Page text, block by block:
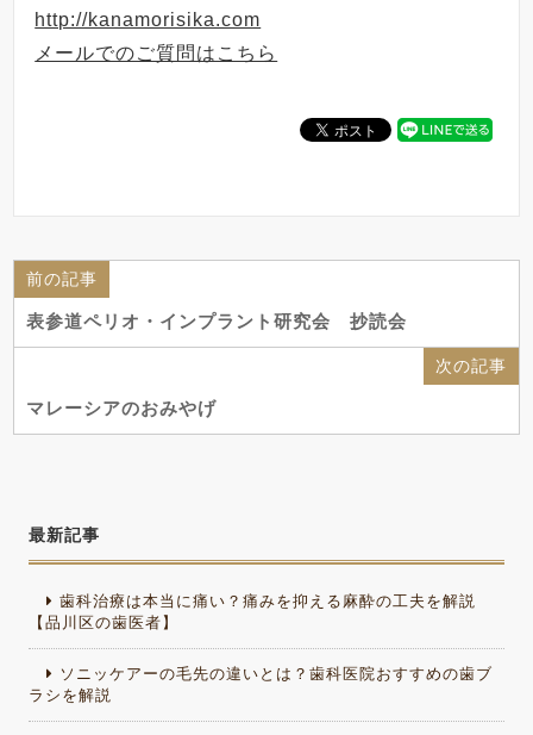
http://kanamorisika.com
メールでのご質問はこちら
前の記事
表参道ペリオ・インプラント研究会 抄読会
次の記事
マレーシアのおみやげ
最新記事
歯科治療は本当に痛い？痛みを抑える麻酔の工夫を解説
【品川区の歯医者】
ソニッケアーの毛先の違いとは？歯科医院おすすめの歯ブ
ラシを解説